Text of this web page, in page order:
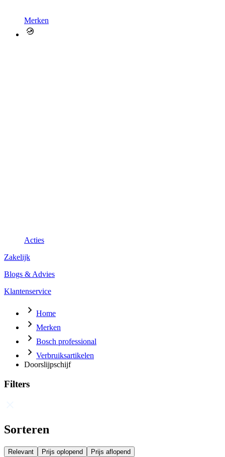
Merken
Acties
Zakelijk
Blogs & Advies
Klantenservice
Home
Merken
Bosch professional
Verbruiksartikelen
Doorslijpschijf
Filters
Sorteren
Relevant Prijs oplopend Prijs aflopend